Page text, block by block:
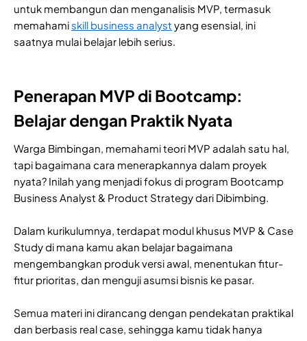
untuk membangun dan menganalisis MVP, termasuk
memahamiskill business analyst yang esensial, ini
saatnya mulai belajar lebih serius.
Penerapan MVP di Bootcamp:
Belajar dengan Praktik Nyata
Warga Bimbingan, memahami teori MVP adalah satu hal,
tapi bagaimana cara menerapkannya dalam proyek
nyata? Inilah yang menjadi fokus di program Bootcamp
Business Analyst & Product Strategy dari Dibimbing.
Dalam kurikulumnya, terdapat modul khusus MVP & Case
Study di mana kamu akan belajar bagaimana
mengembangkan produk versi awal, menentukan fitur-
fitur prioritas, dan menguji asumsi bisnis ke pasar.
Semua materi ini dirancang dengan pendekatan praktikal
dan berbasis real case, sehingga kamu tidak hanya